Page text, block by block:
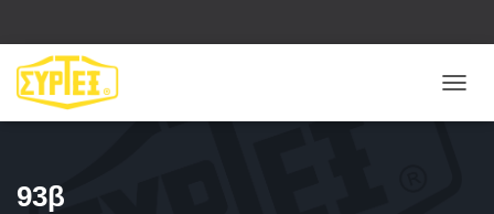
93β